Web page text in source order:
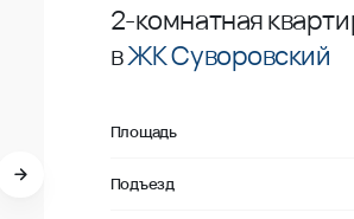
2-комнатная
вЖК Суворовский
Площадь
Подъезд